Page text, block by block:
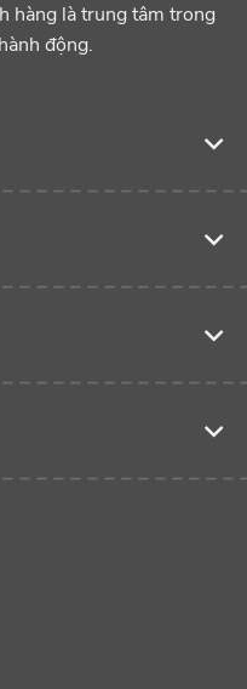
hàng là trung tâm trong
động.